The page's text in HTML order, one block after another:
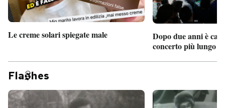
Le creme solari spiegate male
Dopo due anni è
concerto più lungo
Fla hes